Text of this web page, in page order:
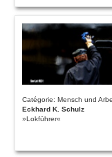
Catégorie: Mensch und
Eckhard K. Schulz
»Lokführer«